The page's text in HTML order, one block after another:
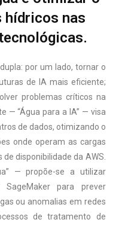
hídricos nas
por um lado, tornar o
de IA mais eficiente;
problemas críticos na
— “Água para a IA” — visa
de dados, otimizando o
onde operam as cargas
disponibilidade da AWS.
— propõe-se a utilizar
para prever
ou anomalias em redes
de tratamento de